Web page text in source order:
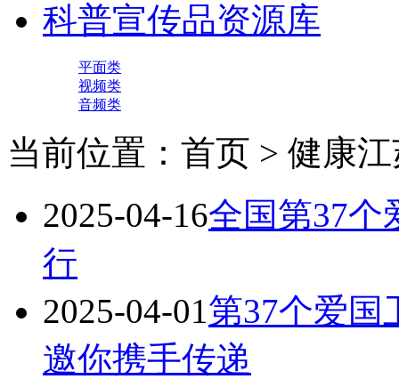
科普宣传品资源库
平面类
视频类
音频类
当前位置：首页 > 健康
2025-04-16全国第37个
行
2025-04-01第37个爱国
邀你携手传递